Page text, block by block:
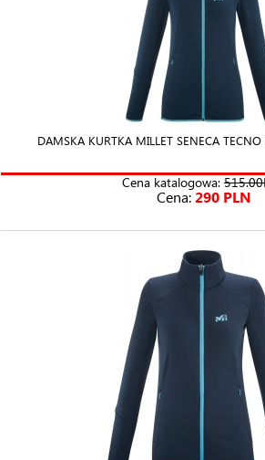
DAMSKA KURTKA MILLET SENECA
Cena katalogowa:
Cena:290 PLN